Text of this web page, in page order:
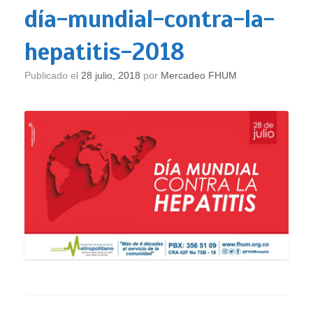
día-mundial-contra-la-
hepatitis-2018
Publicado el 28 julio, 2018 por Mercadeo FHUM